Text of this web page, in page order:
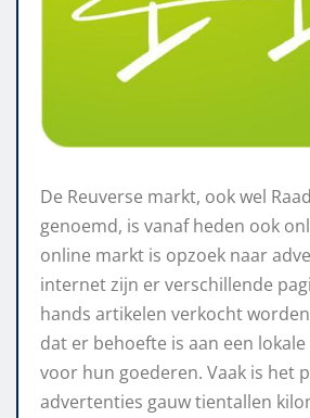
De Reuverse markt, ook wel
genoemd, is vanaf heden ook
online markt is opzoek naar
internet zijn er verschillende
hands artikelen verkocht
dat er behoefte is aan een
voor hun goederen. Vaak is het
advertenties gauw tientallen